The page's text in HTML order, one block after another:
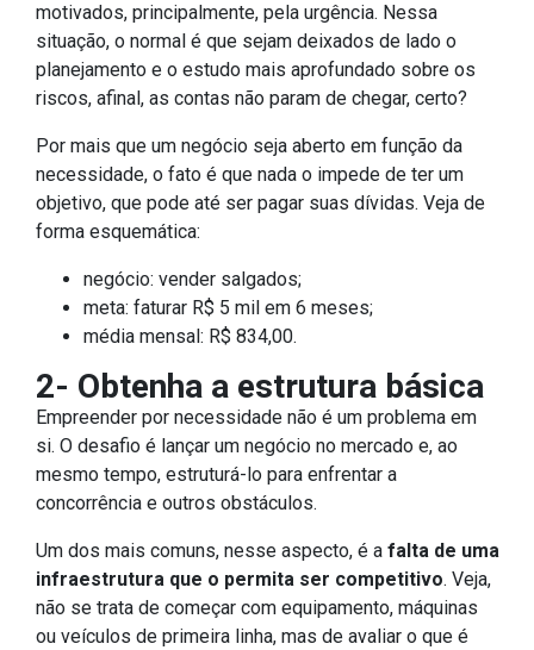
motivados, principalmente, pela urgência. Nessa
situação, o normal é que sejam deixados de lado o
planejamento e o estudo mais aprofundado sobre os
riscos, afinal, as contas não param de chegar, certo?
Por mais que um negócio seja aberto em função da
necessidade, o fato é que nada o impede de ter um
objetivo, que pode até ser pagar suas dívidas. Veja de
forma esquemática:
negócio: vender salgados;
meta: faturar R$ 5 mil em 6 meses;
média mensal: R$ 834,00.
2- Obtenha a estrutura básica
Empreender por necessidade não é um problema em
si. O desafio é lançar um negócio no mercado e, ao
mesmo tempo, estruturá-lo para enfrentar a
concorrência e outros obstáculos.
Um dos mais comuns, nesse aspecto, é a falta de uma
infraestrutura que o permita ser competitivo. Veja,
não se trata de começar com equipamento, máquinas
ou veículos de primeira linha, mas de avaliar o que é